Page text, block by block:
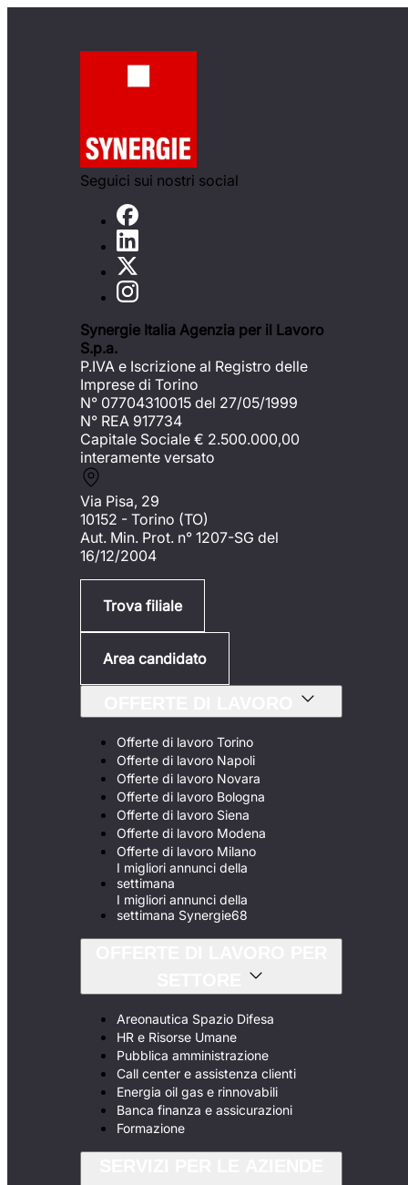
Seguici sui nostri social
Synergie Italia Agenzia per il Lavoro
S.p.a.
P.IVA e Iscrizione al Registro delle
Imprese di Torino
N° 07704310015 del 27/05/1999
N° REA 917734
Capitale Sociale € 2.500.000,00
interamente versato
Via Pisa, 29
10152 - Torino (TO)
Aut. Min. Prot. n° 1207-SG del
16/12/2004
Trova filiale
Area candidato
Offerte di lavoro Torino
Offerte di lavoro Napoli
Offerte di lavoro Novara
Offerte di lavoro Bologna
Offerte di lavoro Siena
Offerte di lavoro Modena
Offerte di lavoro Milano
I migliori annunci della
settimana
I migliori annunci della
settimana Synergie68
Areonautica Spazio Difesa
HR e Risorse Umane
Pubblica amministrazione
Call center e assistenza clienti
Energia oil gas e rinnovabili
Banca finanza e assicurazioni
Formazione